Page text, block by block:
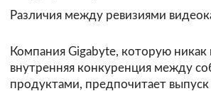
Различия между ревизиями
Компания Gigabyte, которую
внутренняя конкуренция между
продуктами, предпочитает выпуск